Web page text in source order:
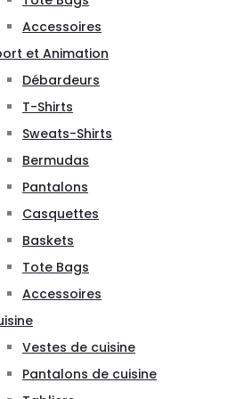
Accessoires
et Animation
Débardeurs
T-Shirts
Sweats-Shirts
Bermudas
Pantalons
Casquettes
Baskets
Tote Bags
Accessoires
Vestes de cuisine
Pantalons de cuisine